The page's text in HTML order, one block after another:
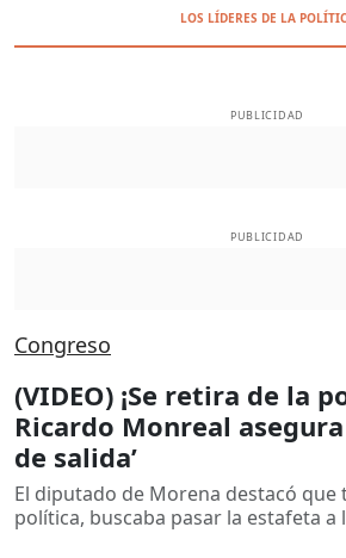
LOS LÍDERES DE LA
PUBLICIDAD
PUBLICIDAD
Congreso
(VIDEO) ¡Se retira de la
Ricardo Monreal asegura
de salida’
El diputado de Morena destacó que
política, buscaba pasar la estafeta a